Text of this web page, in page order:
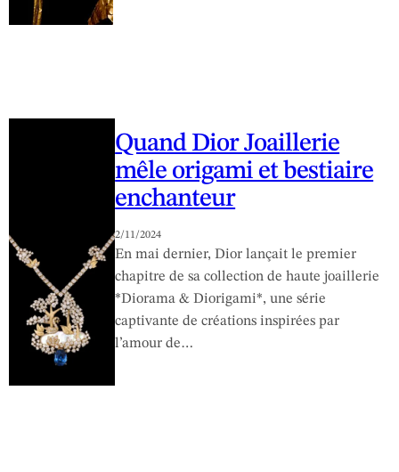
Quand Dior Joaillerie
mêle origami et bestiaire
enchanteur
2/11/2024
En mai dernier, Dior lançait le premier
chapitre de sa collection de haute joaillerie
*Diorama & Diorigami*, une série
captivante de créations inspirées par
l’amour de…